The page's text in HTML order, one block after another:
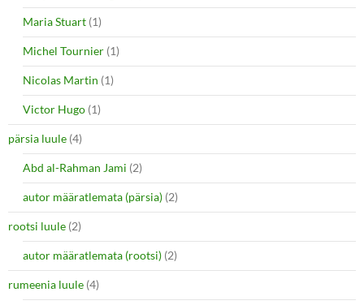
Maria Stuart (1)
Michel Tournier (1)
Nicolas Martin (1)
Victor Hugo (1)
pärsia luule (4)
Abd al-Rahman Jami (2)
autor määratlemata (pärsia) (2)
rootsi luule (2)
autor määratlemata (rootsi) (2)
rumeenia luule (4)